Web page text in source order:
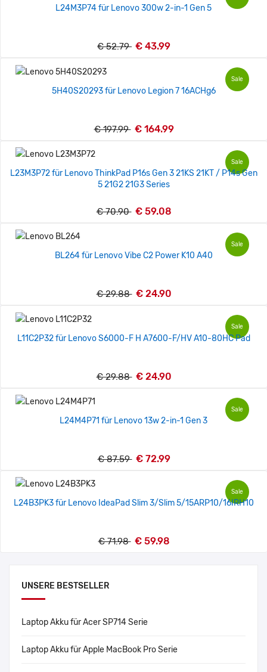
UNSERE BESTSELLER
Laptop Akku für Acer SP714 Serie
Laptop Akku für Apple MacBook Pro Serie
L24M3P74 für Lenovo 300w 2-in-1 Gen 5
€ 52.79 € 43.99
Sale
5H40S20293 für Lenovo Legion 7 16ACHg6
€ 197.99 € 164.99
Sale
L23M3P72 für Lenovo ThinkPad P16s Gen 3 21KS 21KT / P14s Gen
5 21G2 21G3 Series
€ 70.90 € 59.08
Sale
BL264 für Lenovo Vibe C2 Power K10 A40
€ 29.88 € 24.90
Sale
L11C2P32 für Lenovo S6000-F H A7600-F/HV A10-80HC Pad
€ 29.88 € 24.90
Sale
L24M4P71 für Lenovo 13w 2-in-1 Gen 3
€ 87.59 € 72.99
Sale
L24B3PK3 für Lenovo IdeaPad Slim 3/Slim 5/15ARP10/16IRH10
€ 71.98 € 59.98